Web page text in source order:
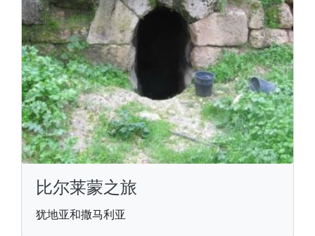
比尔莱蒙之旅
犹地亚和撒马利亚